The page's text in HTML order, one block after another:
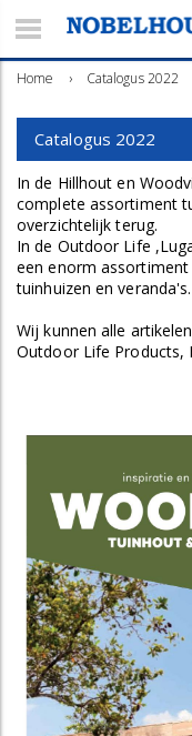
Home › Catalogus 2022
Catalogus 2022
In de Hillhout en
complete assortiment
overzichtelijk terug.
In de Outdoor Life
een enorm
tuinhuizen en veranda's.
Wij kunnen alle
Outdoor Life Products,